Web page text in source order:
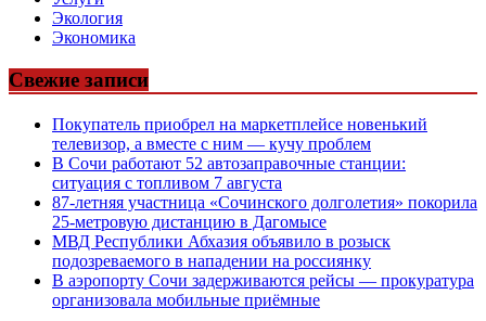
Экология
Экономика
Свежие записи
Покупатель приобрел на маркетплейсе новенький
телевизор, а вместе с ним — кучу проблем
В Сочи работают 52 автозаправочные станции:
ситуация с топливом 7 августа
87-летняя участница «Сочинского долголетия» покорила
25-метровую дистанцию в Дагомысе
МВД Республики Абхазия объявило в розыск
подозреваемого в нападении на россиянку
В аэропорту Сочи задерживаются рейсы — прокуратура
организовала мобильные приёмные